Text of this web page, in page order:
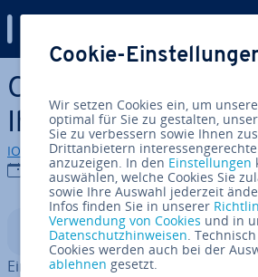
Zum Haupt­in­halt springen
On­line­shop
Ihren Busi­ness­plan
IONOS Redaktion
16.11.2018
Auf Auf
In­halts­ver­zeich­nis
Eine Un­ter­neh­mens­grün­dung
Cookie-
Wir setzen Cookies ein, um
optimal für Sie zu gestalten,
Sie zu verbessern sowie Ihnen
Drittanbietern
anzuzeigen. In den Einstellungen
auswählen, welche Cookies Sie
sowie Ihre Auswahl jederzeit
Infos finden Sie in unserer
Verwendung von Cookies und in
Datenschutzhinweisen.
Cookies werden auch bei der
ablehnen gesetzt.